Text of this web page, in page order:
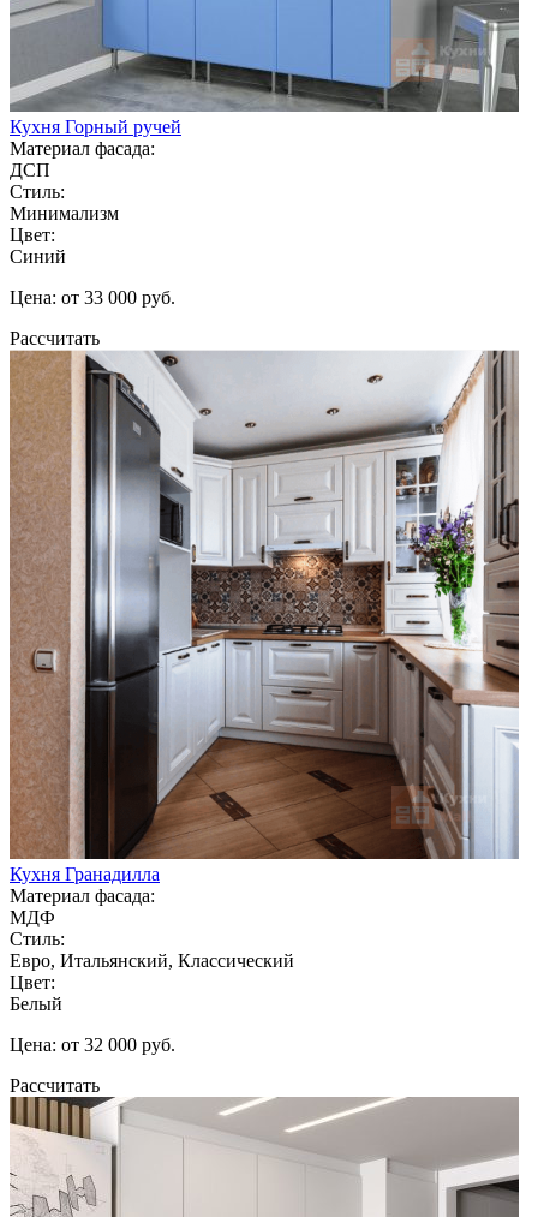
Кухня Горный ручей
Материал фасада:
ДСП
Стиль:
Минимализм
Цвет:
Синий
Цена: от 33 000 руб.
Рассчитать
Кухня Гранадилла
Материал фасада:
МДФ
Стиль:
Евро, Итальянский, Классический
Цвет:
Белый
Цена: от 32 000 руб.
Рассчитать